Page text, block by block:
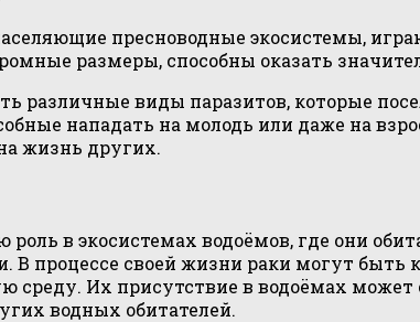
пресноводные экосистемы,
размеры, способны оказать
различные виды паразитов, которые
нападать на молодь или даже на
жизнь других.
в экосистемах водоёмов, где они
процессе своей жизни раки могут быть
среду. Их присутствие в водоёмах
водных обитателей.